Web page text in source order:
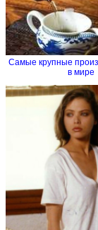
Самые крупные
в мире